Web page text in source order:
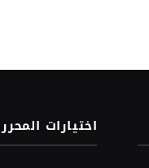
اختيارات المحرر